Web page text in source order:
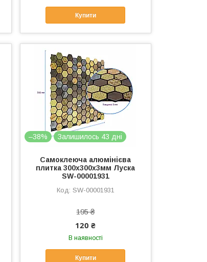
Купити
–38% Залишилось 43 дні
Самоклеюча алюмінієва
плитка 300х300х3мм Луска
SW-00001931
SW-00001931
195 ₴
120 ₴
В наявності
Купити